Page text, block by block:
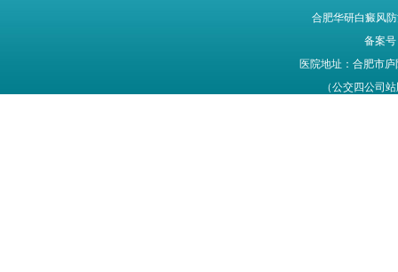
合肥华研白癜风
备案号
医院地址：合肥市
（公交四公司